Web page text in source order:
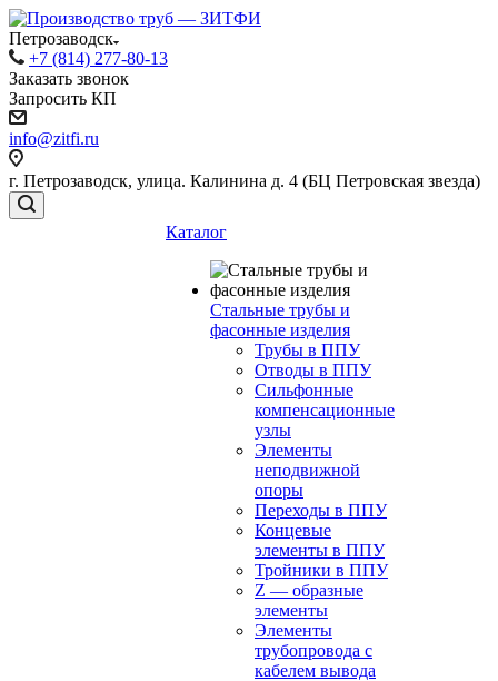
Петрозаводск
+7 (814) 277-80-13
Заказать звонок
Запросить КП
info@zitfi.ru
г. Петрозаводск, улица. Калинина д. 4 (БЦ Петровская звезда)
Каталог
Стальные трубы и
фасонные изделия
Трубы в ППУ
Отводы в ППУ
Сильфонные
компенсационные
узлы
Элементы
неподвижной
опоры
Переходы в ППУ
Концевые
элементы в ППУ
Тройники в ППУ
Z — образные
элементы
Элементы
трубопровода с
кабелем вывода